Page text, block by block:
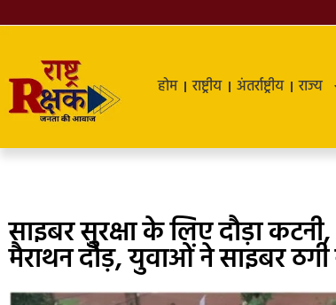
होम राष्ट्रीय अंतर्राष्ट्रीय राज्य
साइबर सुरक्षा के लिए दौड़ा
मैराथन दौड़, युवाओं ने साइबर